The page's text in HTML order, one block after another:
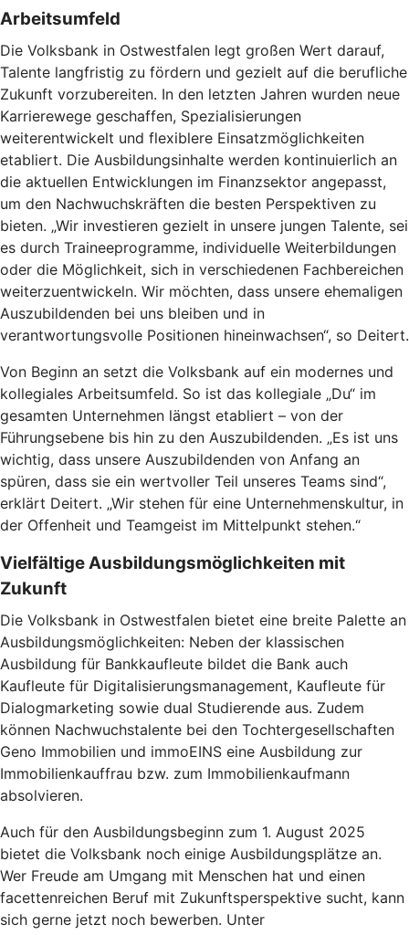
Arbeitsumfeld
Die Volksbank in Ostwestfalen legt großen Wert darauf,
Talente langfristig zu fördern und gezielt auf die berufliche
Zukunft vorzubereiten. In den letzten Jahren wurden neue
Karrierewege geschaffen, Spezialisierungen
weiterentwickelt und flexiblere Einsatzmöglichkeiten
etabliert. Die Ausbildungsinhalte werden kontinuierlich an
die aktuellen Entwicklungen im Finanzsektor angepasst,
um den Nachwuchskräften die besten Perspektiven zu
bieten. „Wir investieren gezielt in unsere jungen Talente, sei
es durch Traineeprogramme, individuelle Weiterbildungen
oder die Möglichkeit, sich in verschiedenen Fachbereichen
weiterzuentwickeln. Wir möchten, dass unsere ehemaligen
Auszubildenden bei uns bleiben und in
verantwortungsvolle Positionen hineinwachsen“, so Deitert.
Von Beginn an setzt die Volksbank auf ein modernes und
kollegiales Arbeitsumfeld. So ist das kollegiale „Du“ im
gesamten Unternehmen längst etabliert – von der
Führungsebene bis hin zu den Auszubildenden. „Es ist uns
wichtig, dass unsere Auszubildenden von Anfang an
spüren, dass sie ein wertvoller Teil unseres Teams sind“,
erklärt Deitert. „Wir stehen für eine Unternehmenskultur, in
der Offenheit und Teamgeist im Mittelpunkt stehen.“
Vielfältige Ausbildungsmöglichkeiten mit
Zukunft
Die Volksbank in Ostwestfalen bietet eine breite Palette an
Ausbildungsmöglichkeiten: Neben der klassischen
Ausbildung für Bankkaufleute bildet die Bank auch
Kaufleute für Digitalisierungsmanagement, Kaufleute für
Dialogmarketing sowie dual Studierende aus. Zudem
können Nachwuchstalente bei den Tochtergesellschaften
Geno Immobilien und immoEINS eine Ausbildung zur
Immobilienkauffrau bzw. zum Immobilienkaufmann
absolvieren.
Auch für den Ausbildungsbeginn zum 1. August 2025
bietet die Volksbank noch einige Ausbildungsplätze an.
Wer Freude am Umgang mit Menschen hat und einen
facettenreichen Beruf mit Zukunftsperspektive sucht, kann
sich gerne jetzt noch bewerben. Unter